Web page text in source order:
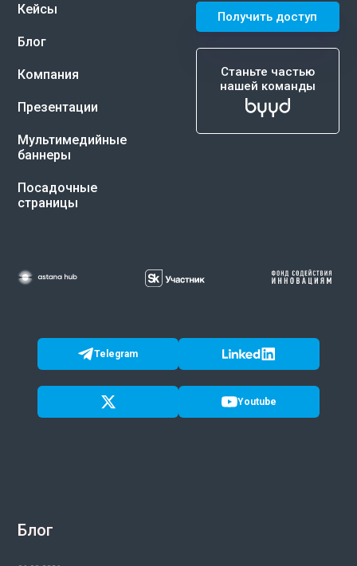
Кейсы
Блог
Компания
Презентации
Мультимедийные
баннеры
Посадочные
страницы
Блог
Получить доступ
Станьте частью
нашей команды
Telegram
Youtube